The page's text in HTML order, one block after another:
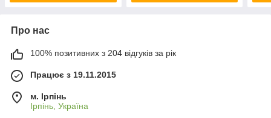
Про нас
100% позитивних з 204 відгуків за рік
Працює з 19.11.2015
м. Ірпінь
Ірпінь, Україна